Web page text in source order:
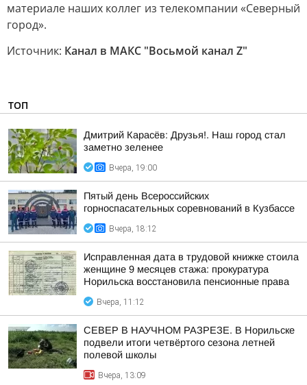
материале наших коллег из телекомпании «Северный
город».
Источник: Канал в МАКС "Восьмой канал Z"
ТОП
Дмитрий Карасёв: Друзья!. Наш город стал
заметно зеленее
Вчера, 19:00
Пятый день Всероссийских
горноспасательных соревнований в Кузбассе
Вчера, 18:12
Исправленная дата в трудовой книжке стоила
женщине 9 месяцев стажа: прокуратура
Норильска восстановила пенсионные права
Вчера, 11:12
СЕВЕР В НАУЧНОМ РАЗРЕЗЕ. В Норильске
подвели итоги четвёртого сезона летней
полевой школы
Вчера, 13:09